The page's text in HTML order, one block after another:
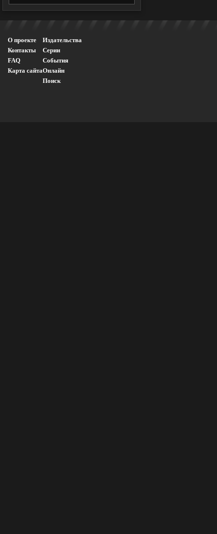
О проекте
Контакты
FAQ
Карта сайта
Издательства
Серии
События
Онлайн
Поиск